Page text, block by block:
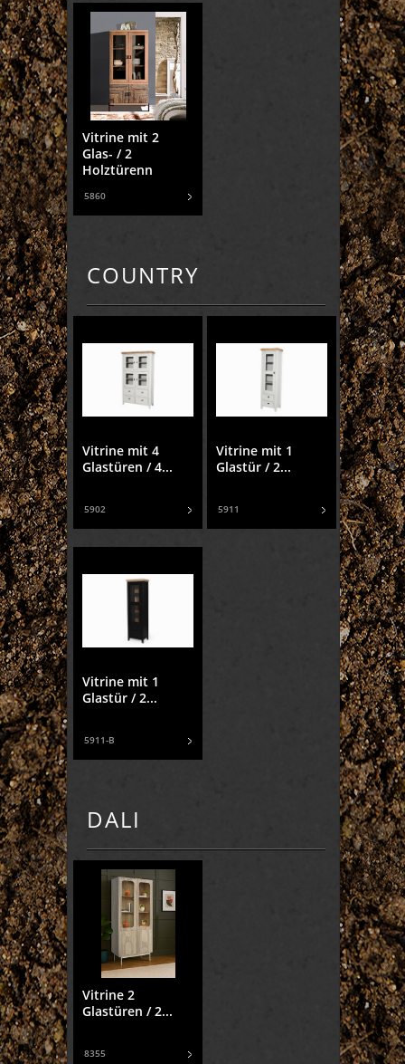
Vitrine mit 2
Glas- / 2
Holztürenn
5860
COUNTRY
Vitrine mit 4
Glastüren / 4...
5902
Vitrine mit 1
Glastür / 2...
5911
Vitrine mit 1
Glastür / 2...
5911-B
DALI
Vitrine 2
Glastüren / 2...
8355